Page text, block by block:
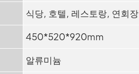
식당, 호텔, 레스토랑, 연회장
450*520*920mm
알류미늄